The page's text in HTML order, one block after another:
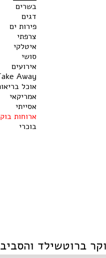
בשרים
דגים
פירות ים
צרפתי
איטלקי
סושי
אירועים
Away
אוכל
אמריקאי
אסייתי
ארוחות
בוכרי
ברוטשילד